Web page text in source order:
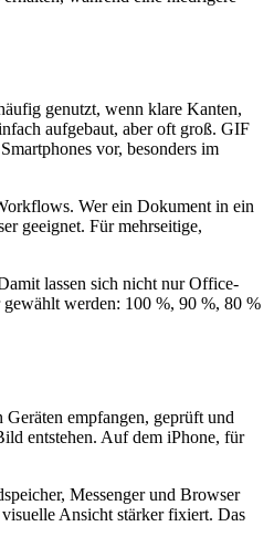
genutzt, wenn klare Kanten,
aufgebaut, aber oft groß. GIF
vor, besonders im
Wer ein Dokument in ein
geeignet. Für mehrseitige,
lassen sich nicht nur Office-
werden: 100 %, 90 %, 80 %
empfangen, geprüft und
entstehen. Auf dem iPhone, für
Messenger und Browser
Ansicht stärker fixiert. Das